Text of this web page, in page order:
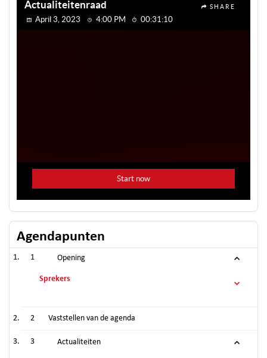
Agendapunten
1 Opening
Sprekers
2 Vaststellen van de agenda
3 Actualiteiten